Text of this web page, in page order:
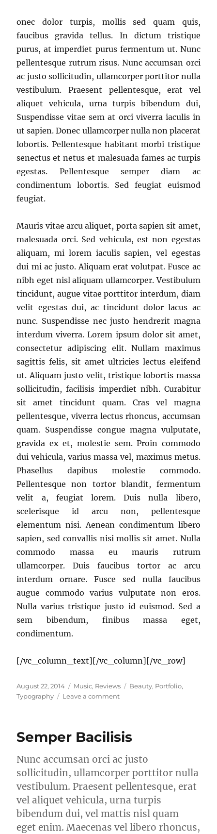
onec dolor turpis, mollis sed quam quis,
faucibus gravida tellus. In dictum tristique
purus, at imperdiet purus fermentum ut. Nunc
pellentesque rutrum risus. Nunc accumsan orci
ac justo sollicitudin, ullamcorper porttitor nulla
vestibulum. Praesent pellentesque, erat vel
aliquet vehicula, urna turpis bibendum dui,
Suspendisse vitae sem at orci viverra iaculis in
ut sapien. Donec ullamcorper nulla non placerat
lobortis. Pellentesque habitant morbi tristique
senectus et netus et malesuada fames ac turpis
egestas. Pellentesque semper diam ac
condimentum lobortis. Sed feugiat euismod
feugiat.
Mauris vitae arcu aliquet, porta sapien sit amet,
malesuada orci. Sed vehicula, est non egestas
aliquam, mi lorem iaculis sapien, vel egestas
dui mi ac justo. Aliquam erat volutpat. Fusce ac
nibh eget nisl aliquam ullamcorper. Vestibulum
tincidunt, augue vitae porttitor interdum, diam
velit egestas dui, ac tincidunt dolor lacus ac
nunc. Suspendisse nec justo hendrerit magna
interdum viverra. Lorem ipsum dolor sit amet,
consectetur adipiscing elit. Nullam maximus
sagittis felis, sit amet ultricies lectus eleifend
ut. Aliquam justo velit, tristique lobortis massa
sollicitudin, facilisis imperdiet nibh. Curabitur
sit amet tincidunt quam. Cras vel magna
pellentesque, viverra lectus rhoncus, accumsan
quam. Suspendisse congue magna vulputate,
gravida ex et, molestie sem. Proin commodo
dui vehicula, varius massa vel, maximus metus.
Phasellus dapibus molestie commodo.
Pellentesque non tortor blandit, fermentum
velit a, feugiat lorem. Duis nulla libero,
scelerisque id arcu non, pellentesque
elementum nisi. Aenean condimentum libero
sapien, sed convallis nisi mollis sit amet. Nulla
commodo massa eu mauris rutrum
ullamcorper. Duis faucibus tortor ac arcu
interdum ornare. Fusce sed nulla faucibus
augue commodo varius vulputate non eros.
Nulla varius tristique justo id euismod. Sed a
sem bibendum, finibus massa eget,
condimentum.
[/vc_column_text][/vc_column][/vc_row]
Posted
on
August 22, 2014 Categories
Music, Reviews Tags
Beauty, Portfolio,
Typography
Leave a commenton
Semper Bacilisis
Nunc accumsan orci ac justo
sollicitudin, ullamcorper porttitor nulla
vestibulum. Praesent pellentesque, erat
vel aliquet vehicula, urna turpis
bibendum dui, vel mattis nisl quam
eget enim. Maecenas vel libero rhoncus,